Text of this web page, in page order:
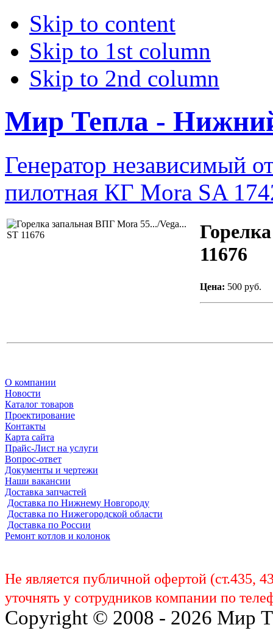
Skip to content
Skip to 1st column
Skip to 2nd column
Мир Тепла -
Генератор независимый
пилотная КГ Мora SA
11676
Цена: 500 руб.
О компании
Новости
Каталог товаров
Проектирование
Контакты
Карта сайта
Прайс-Лист на услуги
Вопрос-ответ
Документы и чертежи
Наши вакансии
Доставка запчастей
Доставка по Нижнему Новгороду
Доставка по Нижегородской области
Доставка по России
Ремонт котлов и колонок
Не является публичной офертой (ст.435,
уточнять у сотрудников компании по
Copyright © 2008 - 2026 Мир